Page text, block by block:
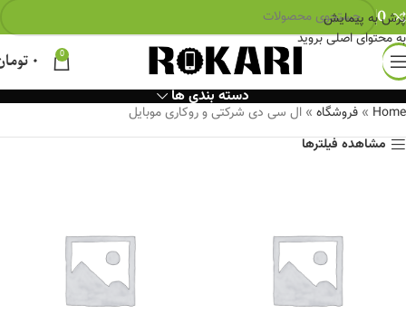
پرش به پیمایش
به محتوای اصلی بروید
0
0 ۰
دسته بندی ها
Home
» فروشگاه » ال سی دی شرکتی و روکاری موبایل
مشاهده فیلترها